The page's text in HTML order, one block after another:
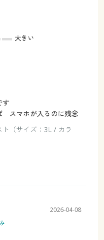
大きい
す
スマホが入るのに残念
（サイズ：3L / カラ
2026-04-08